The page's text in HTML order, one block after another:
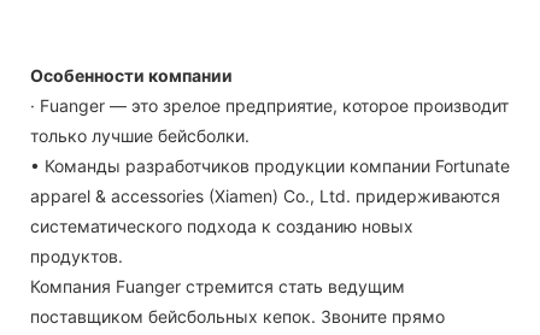
Особенности компании
· Fuanger — это зрелое предприятие, которое производит
только лучшие бейсболки.
• Команды разработчиков продукции компании Fortunate
apparel & accessories (Xiamen) Co., Ltd. придерживаются
систематического подхода к созданию новых
продуктов.
Компания Fuanger стремится стать ведущим
поставщиком бейсбольных кепок. Звоните прямо